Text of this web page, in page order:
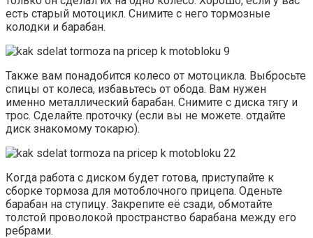
есть старый мотоцикл. Снимите с него тормозные
колодки и барабан.
Также вам понадобится колесо от мотоцикла. Выбросьте
спицы от колеса, избавьтесь от обода. Вам нужен
именно металлический барабан. Снимите с диска тягу и
трос. Сделайте проточку (если вы не можете. отдайте
диск знакомому токарю).
Когда работа с диском будет готова, приступайте к
сборке тормоза для мотоблочного прицепа. Оденьте
барабан на ступицу. Закрепите её сзади, обмотайте
толстой проволокой пространство барабана между его
ребрами.